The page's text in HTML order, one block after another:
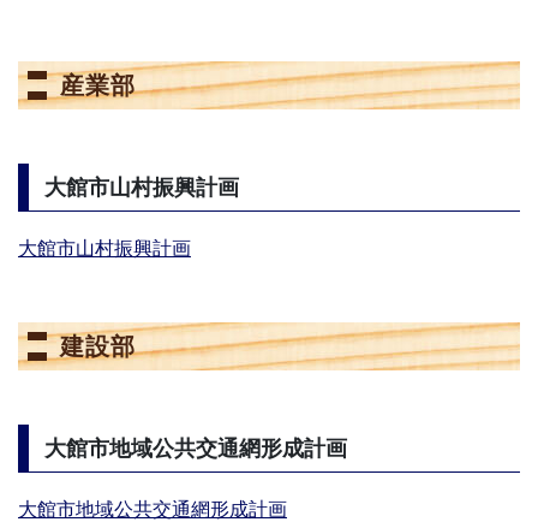
産業部
大館市山村振興計画
大館市山村振興計画
建設部
大館市地域公共交通網形成計画
大館市地域公共交通網形成計画